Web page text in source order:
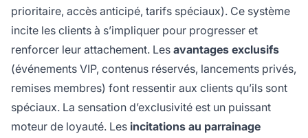
prioritaire, accès anticipé, tarifs spéciaux). Ce système
incite les clients à s’impliquer pour progresser et
renforcer leur attachement. Les avantages exclusifs
(événements VIP, contenus réservés, lancements privés,
remises membres) font ressentir aux clients qu’ils sont
spéciaux. La sensation d’exclusivité est un puissant
moteur de loyauté. Les incitations au parrainage